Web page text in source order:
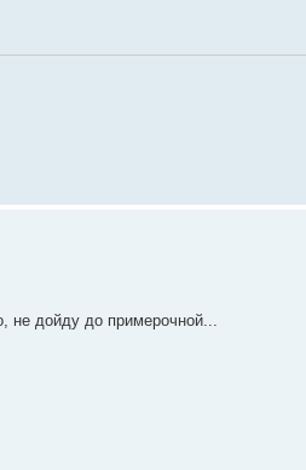
не дойду до примерочной...